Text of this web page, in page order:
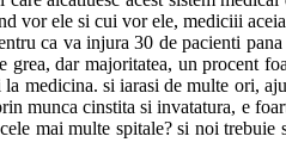
vor ele si cui vor ele, mediciii
ca va injura 30 de pacienti
dar majoritatea, un procent
medicina. si iarasi de multe ori,
munca cinstita si invatatura, e
mai multe spitale? si noi